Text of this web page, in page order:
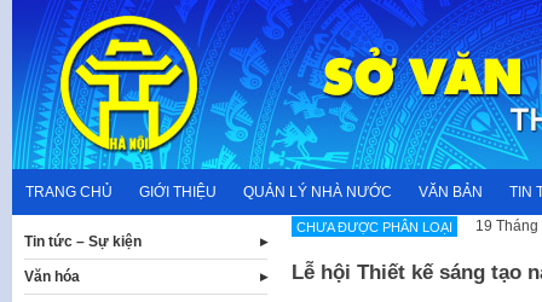
content
TRANG CHỦ GIỚI THIỆU QUẢN LÝ NHÀ NƯỚC VĂN BẢN TIN
CHƯA ĐƯỢC PHÂN LOẠI 19 Tháng
Lễ hội Thiết kế sáng tạo
Tin tức – Sự kiện
Văn hóa